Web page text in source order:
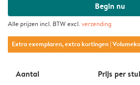
Begin nu
Alle prijzen incl. BTW excl.verzending
Extra exemplaren, extra kortingen|
Aantal Prijs per